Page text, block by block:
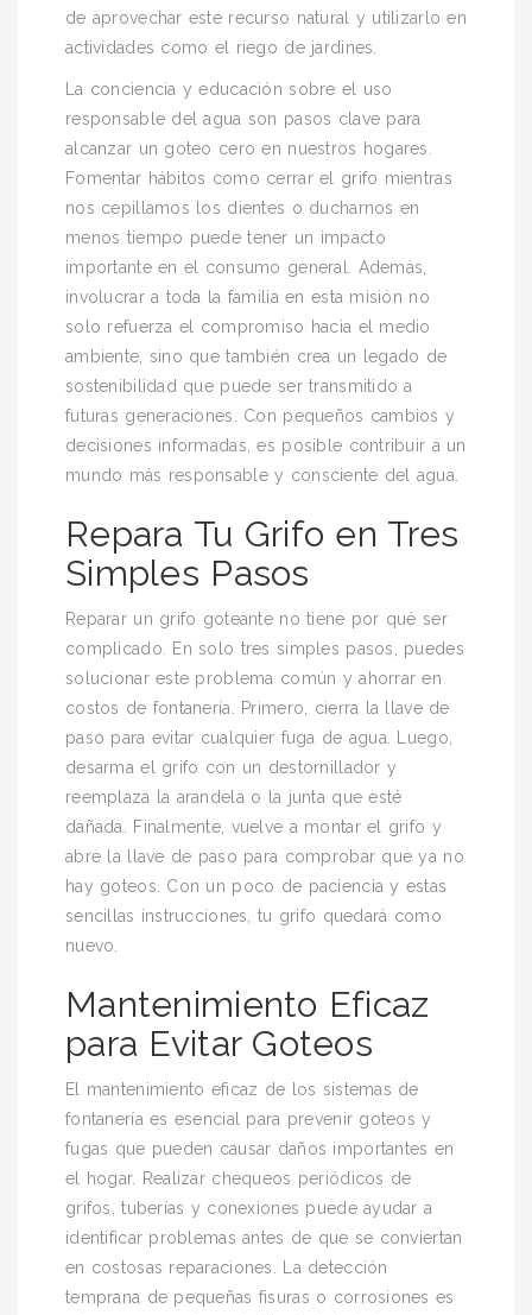
de aprovechar este recurso natural y utilizarlo en
actividades como el riego de jardines.
La conciencia y educación sobre el uso
responsable del agua son pasos clave para
alcanzar un goteo cero en nuestros hogares.
Fomentar hábitos como cerrar el grifo mientras
nos cepillamos los dientes o ducharnos en
menos tiempo puede tener un impacto
importante en el consumo general. Además,
involucrar a toda la familia en esta misión no
solo refuerza el compromiso hacia el medio
ambiente, sino que también crea un legado de
sostenibilidad que puede ser transmitido a
futuras generaciones. Con pequeños cambios y
decisiones informadas, es posible contribuir a un
mundo más responsable y consciente del agua.
Repara Tu Grifo en Tres
Simples Pasos
Reparar un grifo goteante no tiene por qué ser
complicado. En solo tres simples pasos, puedes
solucionar este problema común y ahorrar en
costos de fontanería. Primero, cierra la llave de
paso para evitar cualquier fuga de agua. Luego,
desarma el grifo con un destornillador y
reemplaza la arandela o la junta que esté
dañada. Finalmente, vuelve a montar el grifo y
abre la llave de paso para comprobar que ya no
hay goteos. Con un poco de paciencia y estas
sencillas instrucciones, tu grifo quedará como
nuevo.
Mantenimiento Eficaz
para Evitar Goteos
El mantenimiento eficaz de los sistemas de
fontanería es esencial para prevenir goteos y
fugas que pueden causar daños importantes en
el hogar. Realizar chequeos periódicos de
grifos, tuberías y conexiones puede ayudar a
identificar problemas antes de que se conviertan
en costosas reparaciones. La detección
temprana de pequeñas fisuras o corrosiones es